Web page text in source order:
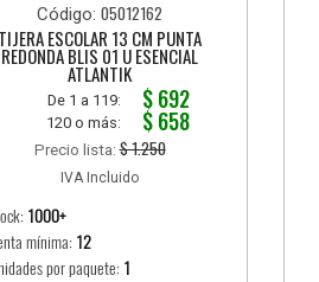
Código:05012162
TIJERA ESCOLAR 13 CM PUNTA
REDONDA BLIS 01 U ESENCIAL
ATLANTIK
De 1 a 119: $ 692
120 o más: $ 658
Precio lista:$ 1.250
IVA Incluido
1000+
mínima: 12
por paquete: 1